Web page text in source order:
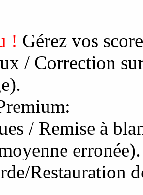
! Gérez vos
/ Correction
/ Remise à
erronée).
Restauration